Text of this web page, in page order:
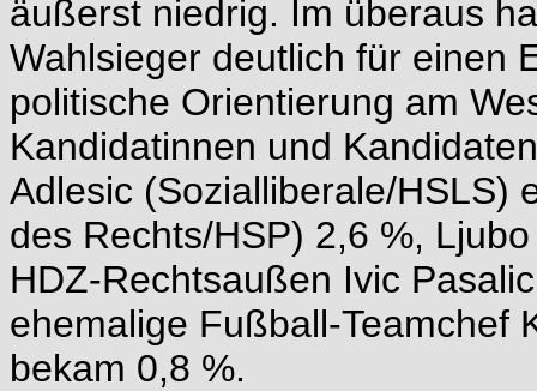
äußerst niedrig. Im überaus
Wahlsieger deutlich für einen
politische Orientierung am
Kandidatinnen und
Adlesic (Sozialliberale/HSLS)
des Rechts/HSP) 2,6 %,
HDZ-Rechtsaußen Ivic
ehemalige Fußball-Teamchef
bekam 0,8 %.